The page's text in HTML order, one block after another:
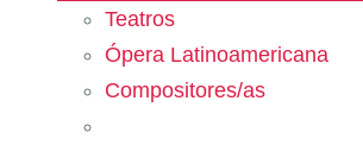
Teatros
Ópera Latinoamericana
Compositores/as